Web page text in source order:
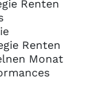
Renten
Renten
Monat